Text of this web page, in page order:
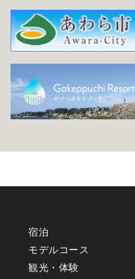
宿泊
モデルコース
観光・体験